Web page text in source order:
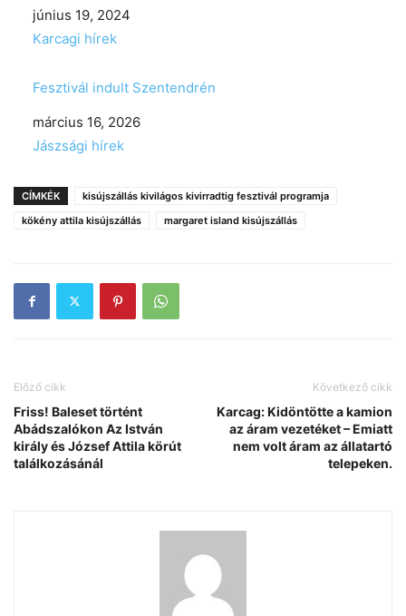
Date
június 19, 2024
In relation to
Karcagi hírek
Fesztivál indult Szentendrén
Date
március 16, 2026
In relation to
Jászsági hírek
CÍMKÉK
kisújszállás kivilágos kivirradtig fesztivál programja
kökény attila kisújszállás
margaret island kisújszállás
Előző cikk
Friss! Baleset történt
Abádszalókon Az István
király és József Attila körút
találkozásánál
Következő cikk
Karcag: Kidöntötte a kamion
az áram vezetéket – Emiatt
nem volt áram az állatartó
telepeken.